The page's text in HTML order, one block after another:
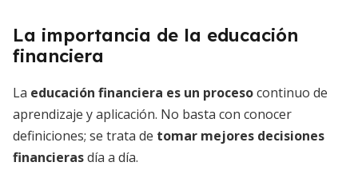
La importancia de la educación
financiera
La educación financiera es un procesocontinuo de
aprendizaje y aplicación. No basta con conocer
definiciones; se trata de tomar mejores decisiones
financierasdía a día.